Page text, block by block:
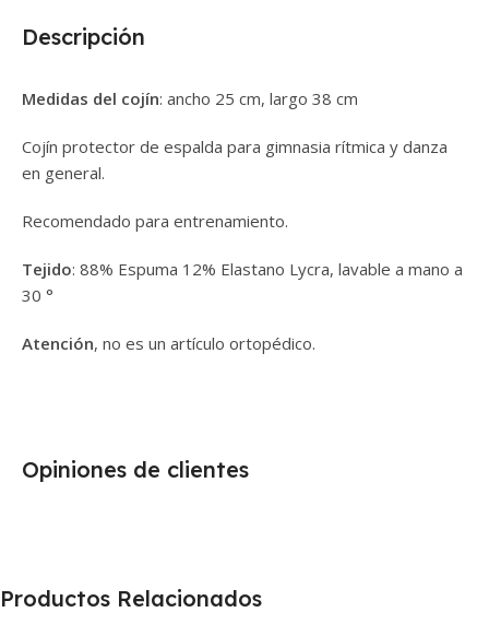
Descripción
Medidas del cojín: ancho 25 cm, largo 38 cm
Cojín protector de espalda para gimnasia rítmica y danza
en general.
Recomendado para entrenamiento.
Tejido: 88% Espuma 12% Elastano Lycra, lavable a mano a
30 °
Atención, no es un artículo ortopédico.
Opiniones de clientes
Productos Relacionados